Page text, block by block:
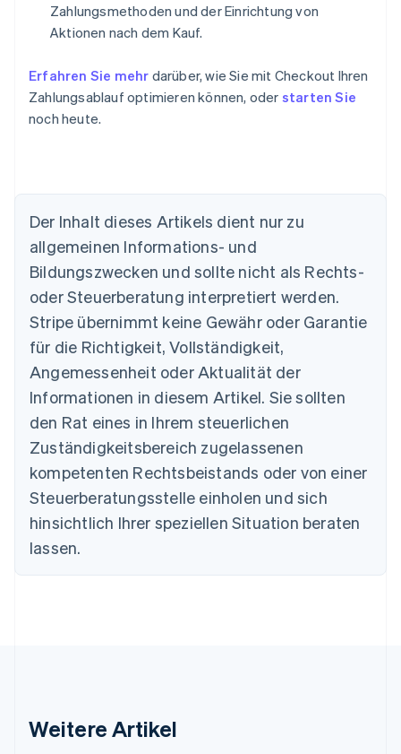
Zahlungsmethoden und der Einrichtung von
Aktionen nach dem Kauf.
Erfahren Sie mehr darüber, wie Sie mit Checkout Ihren
Zahlungsablauf optimieren können, oder starten Sie
noch heute.
Der Inhalt dieses Artikels dient nur zu
allgemeinen Informations- und
Bildungszwecken und sollte nicht als Rechts-
oder Steuerberatung interpretiert werden.
Stripe übernimmt keine Gewähr oder Garantie
für die Richtigkeit, Vollständigkeit,
Angemessenheit oder Aktualität der
Informationen in diesem Artikel. Sie sollten
den Rat eines in Ihrem steuerlichen
Zuständigkeitsbereich zugelassenen
kompetenten Rechtsbeistands oder von einer
Steuerberatungsstelle einholen und sich
hinsichtlich Ihrer speziellen Situation beraten
lassen.
Weitere Artikel
Australien
English
Belgien
NederlandsFrançais DeutschEnglish
Brasilien
Bulgarien
English
Dänemark
English
Deutschland
DeutschEnglish
English
Festlandchina
Indien